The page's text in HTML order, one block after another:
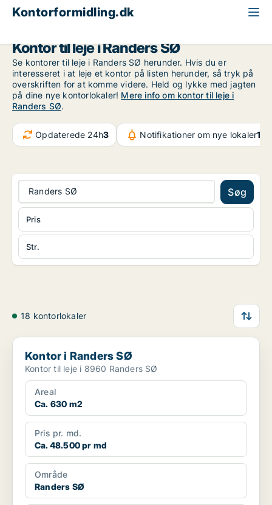
Kontorformidling.dk
Kontor til leje i Randers SØ
Se kontorer til leje i Randers SØ herunder. Hvis du er
interesseret i at leje et kontor på listen herunder, så tryk på
overskriften for at komme videre. Held og lykke med jagten
på dine nye kontorlokaler! Mere info om kontor til leje i
Randers SØ.
Opdaterede 24h3 Notifikationer om nye lokaler107
Randers SØ Søg
Str.
Pris
18 kontorlokaler
Kontor i Randers SØ
Kontor i Randers SØ
Kontor til leje i 8960 Randers SØ
Areal
Ca. 630 m2
Pris pr. md.
Ca. 48.500 pr md
Område
Randers SØ